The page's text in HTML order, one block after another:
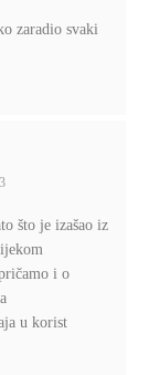
zaradio svaki
što je izašao iz
i o
u korist